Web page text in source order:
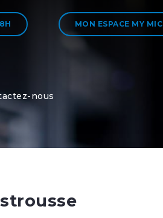
MON ESPACE MY MIC
nous